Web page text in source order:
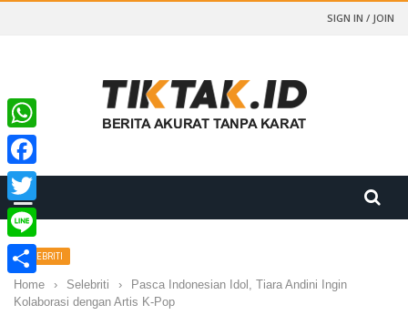
SIGN IN / JOIN
SELEBRITI
Home › Selebriti ›
Pasca Indonesian Idol, Tiara Andini Ingin
Kolaborasi dengan Artis K-Pop
WhatsApp
Facebook
Twitter
Line
Share